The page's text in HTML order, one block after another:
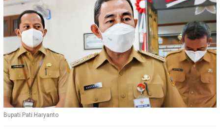
Bupati Pati Haryanto